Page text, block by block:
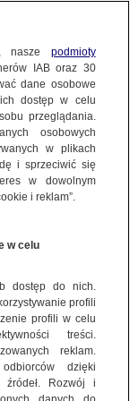
sukcesy. O KPO i
usług
nasze podmioty
IAB oraz 30
dane osobowe
dostęp w celu
przeglądania.
osobowych
w plikach
i sprzeciwić się
w dowolnym
i reklam”.
w celu
dostęp do nich.
profili
profili w celu
treści.
reklam.
dzięki
Rozwój i